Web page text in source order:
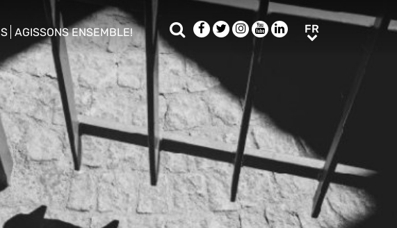
menu
AGISSONS ENSEMBLE!
show/hide sub menu
Rechercher
Facebook
TwitterInstagram
YoutubeLinkedIn
FR